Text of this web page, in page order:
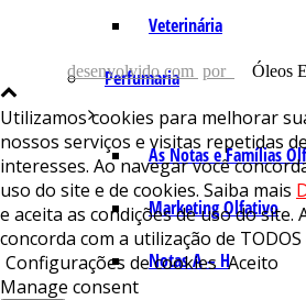
Veterinária
Perfumaria
As Notas e Famílias
Marketing Olfativo
Notas A – H
desenvolvido com por Óleos
Utilizamos cookies para melhorar
nossos serviços e visitas repetidas
interesses. Ao navegar você
uso do site e de cookies. Saiba mais
e aceita as condições de uso do site.
concorda com a utilização de
Configurações de cookies Aceito
Manage consent